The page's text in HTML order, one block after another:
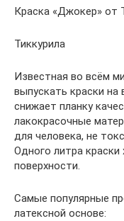
Краска «Джокер» от
Тиккурила
Известная во всём
выпускать краски
снижает планку
лакокрасочные
для человека, не
Одного литра краски
поверхности.
Самые популярные
латексной основе: